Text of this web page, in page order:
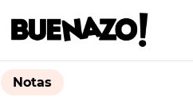
Notas